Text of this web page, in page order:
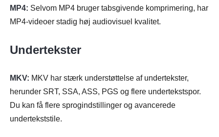
MP4: Selvom MP4 bruger tabsgivende komprimering, har
MP4-videoer stadig høj audiovisuel kvalitet.
Undertekster
MKV: MKV har stærk understøttelse af undertekster,
herunder SRT, SSA, ASS, PGS og flere undertekstspor.
Du kan få flere sprogindstillinger og avancerede
undertekststile.